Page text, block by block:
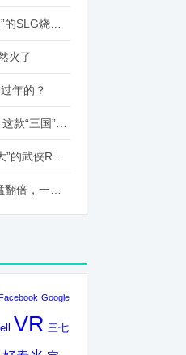
火了
年的？
Google
VR 三七